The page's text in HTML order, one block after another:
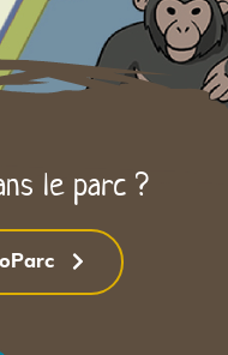
le parc ?